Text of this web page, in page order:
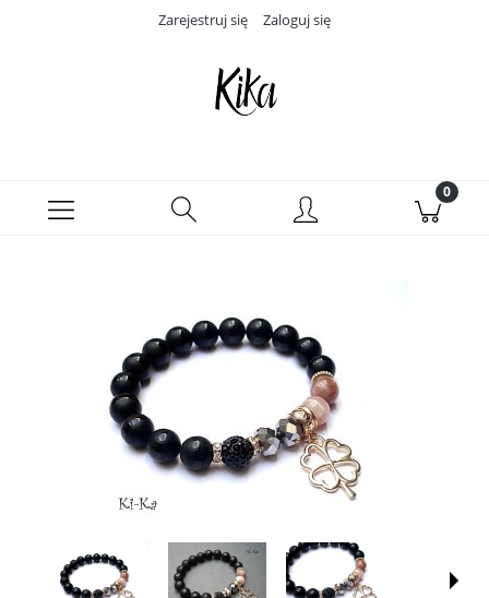
Zarejestruj się Zaloguj się